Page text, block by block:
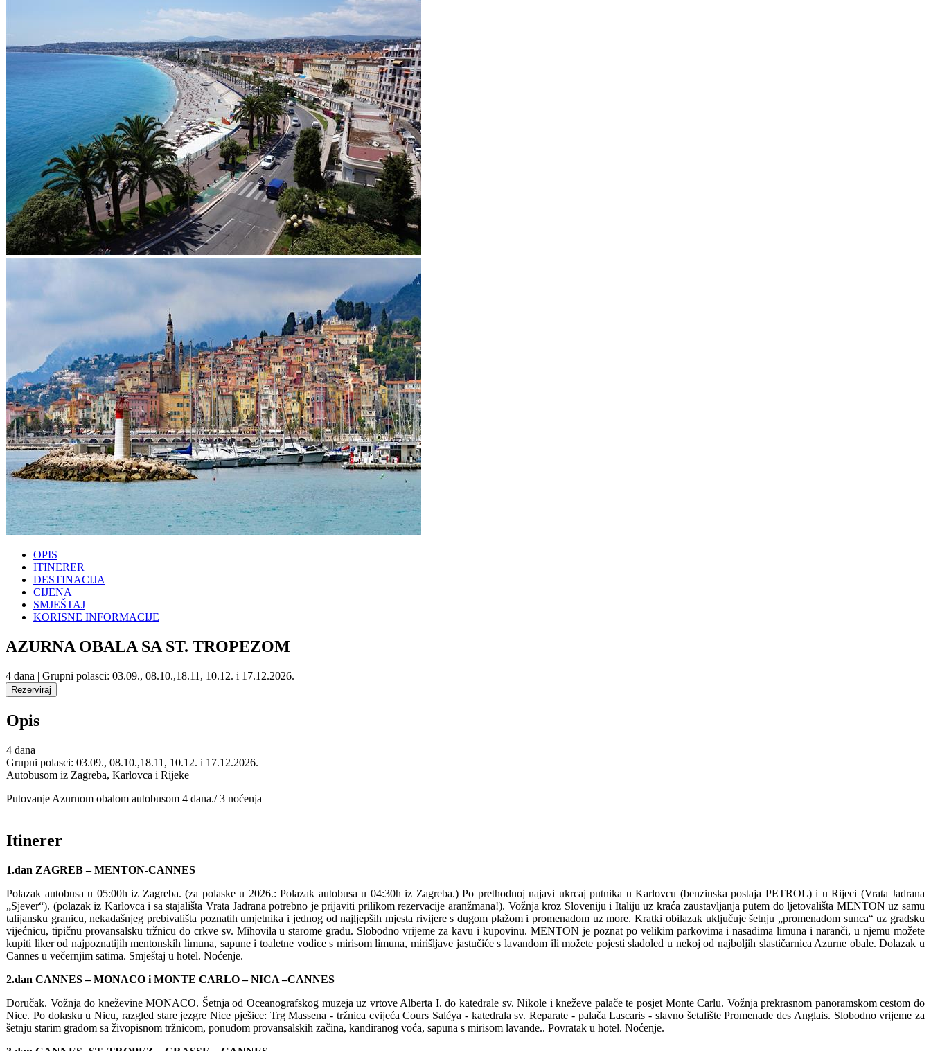
OPIS
ITINERER
DESTINACIJA
CIJENA
SMJEŠTAJ
KORISNE INFORMACIJE
AZURNA OBALA SA ST. TROPEZOM
4 dana | Grupni polasci: 03.09., 08.10.,18.11, 10.12. i 17.12.2026.
Opis
4 dana
Grupni polasci: 03.09., 08.10.,18.11, 10.12. i 17.12.2026.
Autobusom iz Zagreba, Karlovca i Rijeke
Putovanje Azurnom obalom autobusom 4 dana./ 3 noćenja
Itinerer
1.dan ZAGREB – MENTON-CANNES
Polazak autobusa u 05:00h iz Zagreba. (za polaske u 2026.: Polazak autobusa u 04:30h iz Zagreba.) Po prethodnoj najavi ukrcaj putnika u Karlovcu (benzinska postaja PETROL) i u Rijeci (Vrata Jadrana
„Sjever“). (polazak iz Karlovca i sa stajališta Vrata Jadrana potrebno je prijaviti prilikom rezervacije aranžmana!). Vožnja kroz Sloveniju i Italiju uz kraća zaustavljanja putem do ljetovališta MENTON uz samu
talijansku granicu, nekadašnjeg prebivališta poznatih umjetnika i jednog od najljepših mjesta rivijere s dugom plažom i promenadom uz more. Kratki obilazak uključuje šetnju „promenadom sunca“ uz gradsku
vijećnicu, tipičnu provansalsku tržnicu do crkve sv. Mihovila u starome gradu. Slobodno vrijeme za kavu i kupovinu. MENTON je poznat po velikim parkovima i nasadima limuna i naranči, u njemu možete
kupiti liker od najpoznatijih mentonskih limuna, sapune i toaletne vodice s mirisom limuna, mirišljave jastučiće s lavandom ili možete pojesti sladoled u nekoj od najboljih slastičarnica Azurne obale. Dolazak u
Cannes u večernjim satima. Smještaj u hotel. Noćenje.
2.dan CANNES – MONACO i MONTE CARLO – NICA –CANNES
Doručak. Vožnja do kneževine MONACO. Šetnja od Oceanografskog muzeja uz vrtove Alberta I. do katedrale sv. Nikole i kneževe palače te posjet Monte Carlu. Vožnja prekrasnom panoramskom cestom do
Nice. Po dolasku u Nicu, razgled stare jezgre Nice pješice: Trg Massena - tržnica cvijeća Cours Saléya - katedrala sv. Reparate - palača Lascaris - slavno šetalište Promenade des Anglais. Slobodno vrijeme za
šetnju starim gradom sa živopisnom tržnicom, ponudom provansalskih začina, kandiranog voća, sapuna s mirisom lavande.. Povratak u hotel. Noćenje.